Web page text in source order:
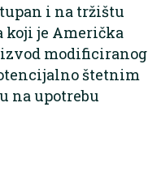
i na tržištu
koji je Američka
modificiranog
štetnim
na upotrebu